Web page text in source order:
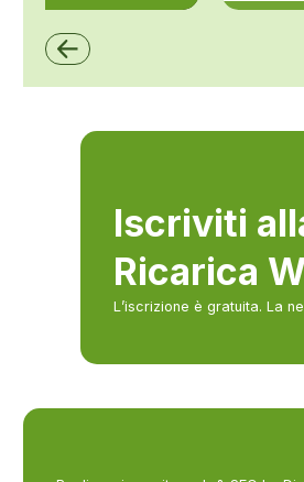
Iscriviti
Ricarica
L’iscrizione è gratuita. La